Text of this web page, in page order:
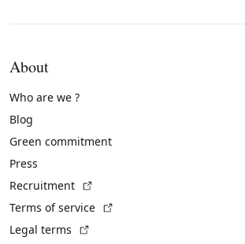
About
Who are we ?
Blog
Green commitment
Press
Recruitment
Terms of service
Legal terms